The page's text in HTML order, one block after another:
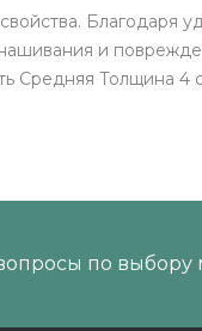
Благодаря
и
Средняя Толщина 4
по выбору